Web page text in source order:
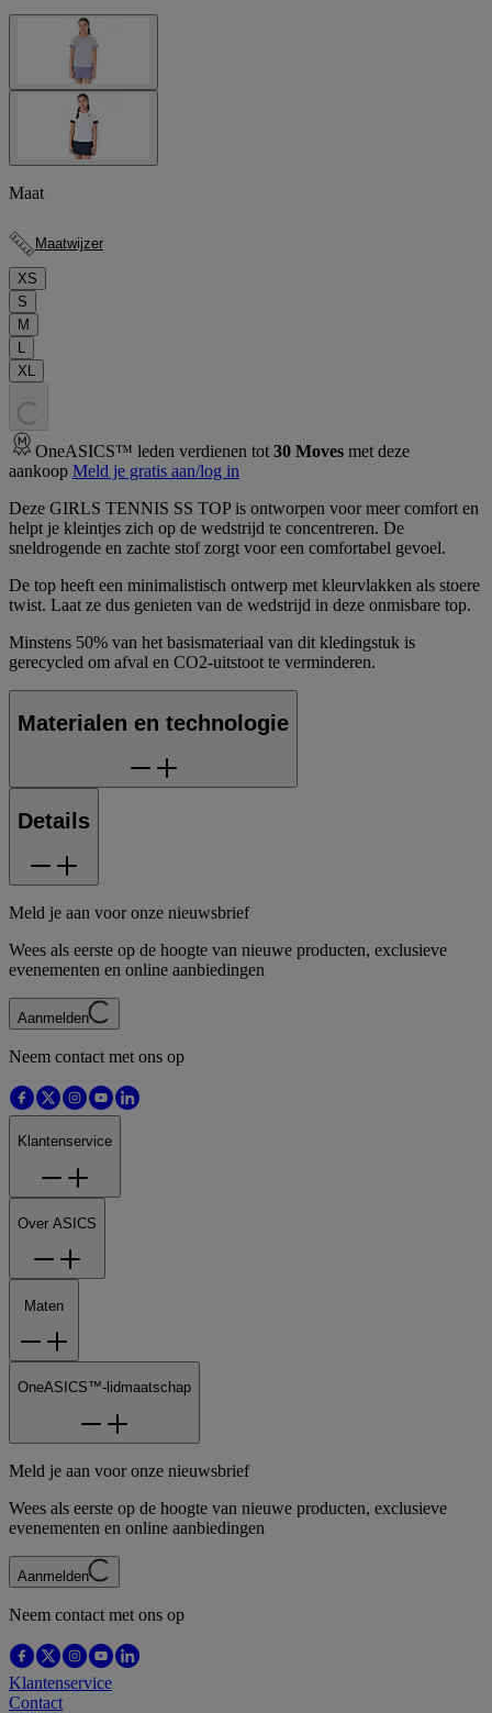
Maat
Maatwijzer
XS
S
M
L
XL
OneASICS™ leden verdienen tot 30 Moves met deze
aankoop Meld je gratis aan/log in
Deze GIRLS TENNIS SS TOP is ontworpen voor meer comfort en
helpt je kleintjes zich op de wedstrijd te concentreren. De
sneldrogende en zachte stof zorgt voor een comfortabel gevoel.
De top heeft een minimalistisch ontwerp met kleurvlakken als stoere
twist. Laat ze dus genieten van de wedstrijd in deze onmisbare top.
Minstens 50% van het basismateriaal van dit kledingstuk is
gerecycled om afval en CO2-uitstoot te verminderen.
Materialen en technologie
Details
Meld je aan voor onze nieuwsbrief
Wees als eerste op de hoogte van nieuwe producten, exclusieve
evenementen en online aanbiedingen
Aanmelden
Neem contact met ons op
Klantenservice
Over ASICS
Maten
OneASICS™-lidmaatschap
Meld je aan voor onze nieuwsbrief
Wees als eerste op de hoogte van nieuwe producten, exclusieve
evenementen en online aanbiedingen
Aanmelden
Neem contact met ons op
Klantenservice
Contact